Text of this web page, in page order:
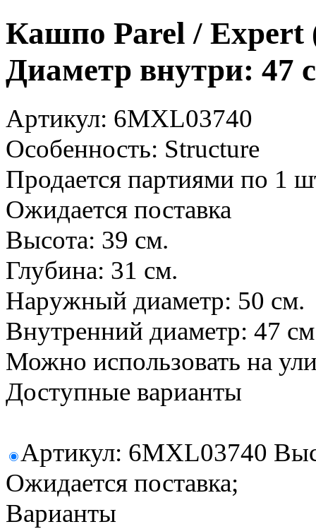
Кашпо Parel / Expert
Диаметр внутри: 47
Артикул: 6MXL03740
Особенность: Structure
Продается партиями по 1
Ожидается поставка
Высота: 39 см.
Глубина: 31 см.
Наружный диаметр: 50 см.
Внутренний диаметр: 47
Можно использовать на
Доступные варианты
Артикул: 6MXL03740
Ожидается поставка;
Варианты